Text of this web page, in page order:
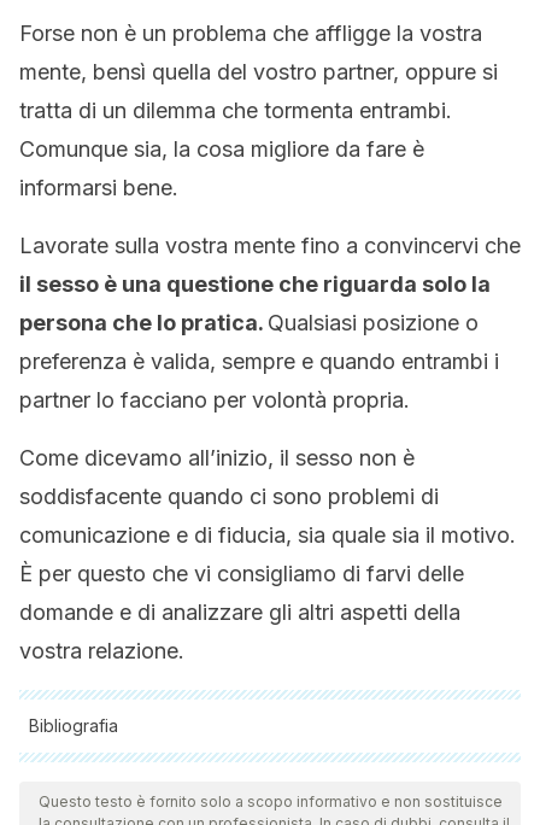
Forse non è un problema che affligge la vostra
mente, bensì quella del vostro partner, oppure si
tratta di un dilemma che tormenta entrambi.
Comunque sia, la cosa migliore da fare è
informarsi bene.
Lavorate sulla vostra mente fino a convincervi che
il sesso è una questione che riguarda solo la
persona che lo pratica. Qualsiasi posizione o
preferenza è valida, sempre e quando entrambi i
partner lo facciano per volontà propria.
Come dicevamo all’inizio, il sesso non è
soddisfacente quando ci sono problemi di
comunicazione e di fiducia, sia quale sia il motivo.
È per questo che vi consigliamo di farvi delle
domande e di analizzare gli altri aspetti della
vostra relazione.
Bibliografia
Tutte le fonti citate sono state esaminate a fondo dal nostro
team per garantirne la qualità, l'affidabilità, l'attualità e la
Questo testo è fornito solo a scopo informativo e non sostituisce